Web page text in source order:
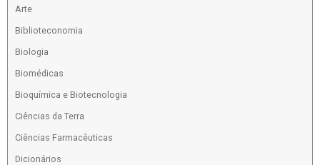
Arte
Biblioteconomia
Biologia
Biomédicas
Bioquímica e Biotecnologia
Ciências da Terra
Ciências Farmacêuticas
Dicionários